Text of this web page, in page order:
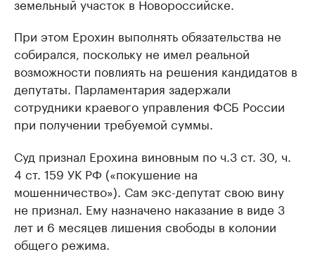
земельный участок в Новороссийске.
При этом Ерохин выполнять обязательства не
собирался, поскольку не имел реальной
возможности повлиять на решения кандидатов в
депутаты. Парламентария задержали
сотрудники краевого управления ФСБ России
при получении требуемой суммы.
Суд признал Ерохина виновным по ч.3 ст. 30, ч.
4 ст. 159 УК РФ («покушение на
мошенничество»). Сам экс-депутат свою вину
не признал. Ему назначено наказание в виде 3
лет и 6 месяцев лишения свободы в колонии
общего режима.